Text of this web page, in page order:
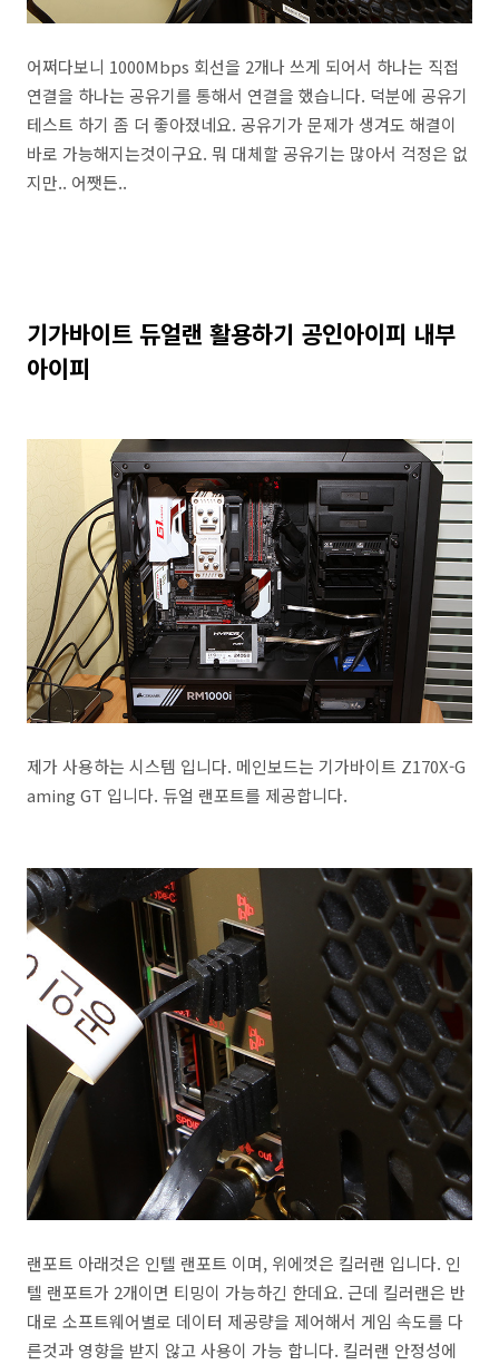
어쩌다보니 1000Mbps 회선을 2개나 쓰게 되어서 하나는 직접
연결을 하나는 공유기를 통해서 연결을 했습니다. 덕분에 공유기
테스트 하기 좀 더 좋아졌네요. 공유기가 문제가 생겨도 해결이
바로 가능해지는것이구요. 뭐 대체할 공유기는 많아서 걱정은 없
지만.. 어쨋든..
기가바이트 듀얼랜 활용하기 공인아이피 내부
아이피
제가 사용하는 시스템 입니다. 메인보드는 기가바이트 Z170X-G
aming GT 입니다. 듀얼 랜포트를 제공합니다.
랜포트 아래것은 인텔 랜포트 이며, 위에껏은 킬러랜 입니다. 인
텔 랜포트가 2개이면 티밍이 가능하긴 한데요. 근데 킬러랜은 반
대로 소프트웨어별로 데이터 제공량을 제어해서 게임 속도를 다
른것과 영향을 받지 않고 사용이 가능 합니다. 킬러랜 안정성에